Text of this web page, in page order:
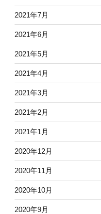
2021年7月
2021年6月
2021年5月
2021年4月
2021年3月
2021年2月
2021年1月
2020年12月
2020年11月
2020年10月
2020年9月